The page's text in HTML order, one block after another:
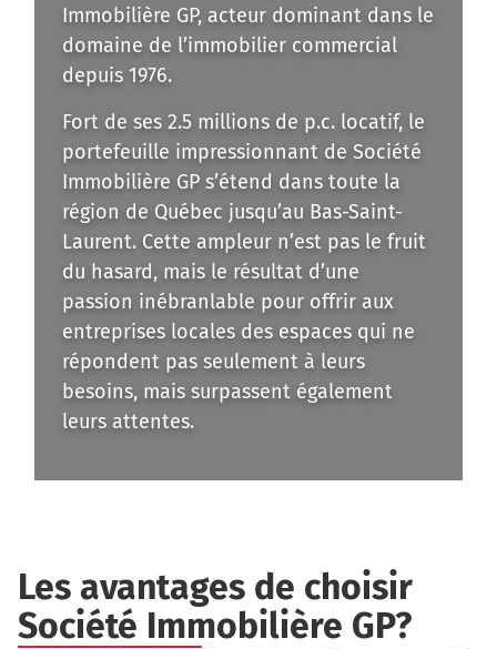
Immobilière GP, acteur dominant dans le
domaine de l’immobilier commercial
depuis 1976.
Fort de ses 2.5 millions de p.c. locatif, le
portefeuille impressionnant de Société
Immobilière GP s’étend dans toute la
région de Québec jusqu’au Bas-Saint-
Laurent. Cette ampleur n’est pas le fruit
du hasard, mais le résultat d’une
passion inébranlable pour offrir aux
entreprises locales des espaces qui ne
répondent pas seulement à leurs
besoins, mais surpassent également
leurs attentes.
Les avantages de choisir
Société Immobilière GP?